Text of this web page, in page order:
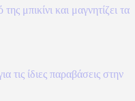
μπικίνι και μαγνητίζει τα
ίδιες παραβάσεις στην